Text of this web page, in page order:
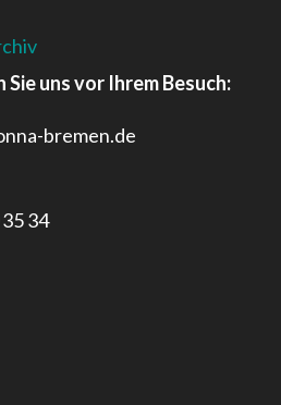
uns vor Ihrem Besuch:
bremen.de
34